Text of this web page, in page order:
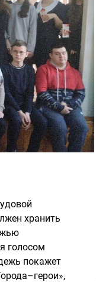
хранить
голосом
покажет